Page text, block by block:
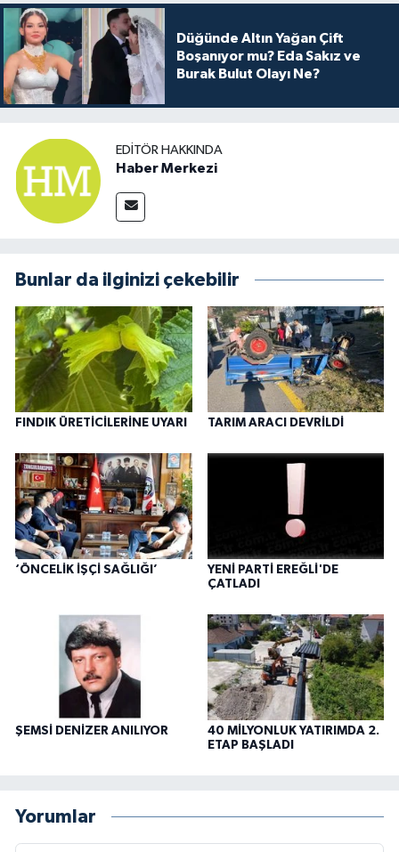
Düğünde Altın Yağan Çift
Boşanıyor mu? Eda Sakız ve
Burak Bulut Olayı Ne?
EDITÖR HAKKINDA
Haber Merkezi
Bunlar da ilginizi çekebilir
FINDIK ÜRETİCİLERİNE UYARI TARIM ARACI DEVRİLDİ
‘ÖNCELİK İŞÇİ SAĞLIĞI’
YENİ PARTİ EREĞLİ'DE
ÇATLADI
ŞEMSİ DENİZER ANILIYOR
40 MİLYONLUK YATIRIMDA 2.
ETAP BAŞLADI
Yorumlar